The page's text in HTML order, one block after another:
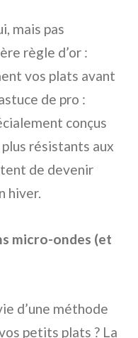
mais pas
règle d’or :
vos plats avant
de pro :
conçus
résistants aux
de devenir
hiver.
micro-ondes (et
d’une méthode
petits plats ? La